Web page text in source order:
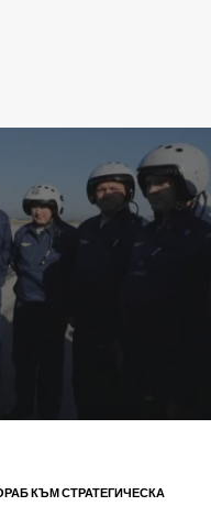
КЪМ СТРАТЕГИЧЕСКА